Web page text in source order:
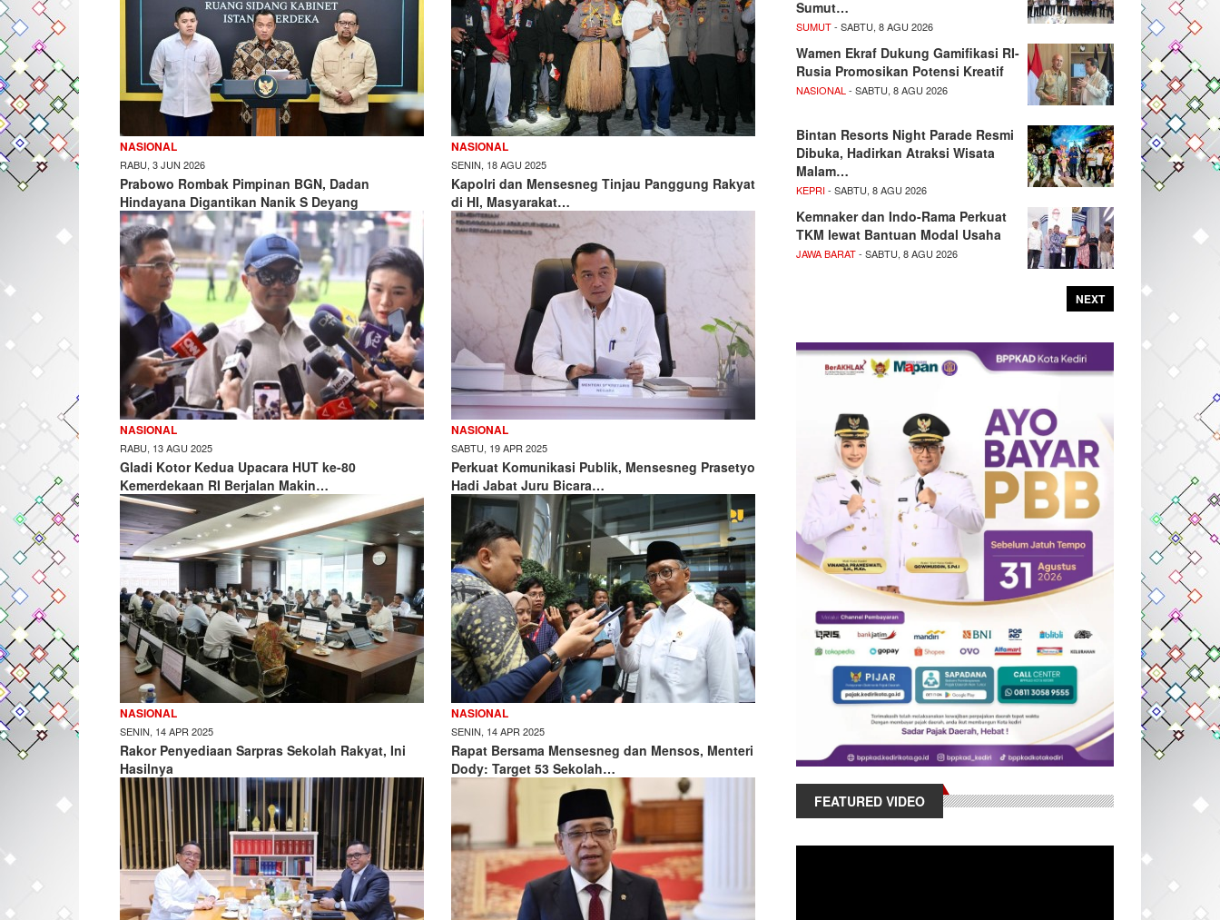
NASIONAL
RABU, 3 JUN 2026
Prabowo Rombak Pimpinan BGN, Dadan
Hindayana Digantikan Nanik S Deyang
NASIONAL
SENIN, 18 AGU 2025
Kapolri dan Mensesneg Tinjau Panggung Rakyat
di HI, Masyarakat…
NASIONAL
RABU, 13 AGU 2025
Gladi Kotor Kedua Upacara HUT ke-80
Kemerdekaan RI Berjalan Makin…
NASIONAL
SABTU, 19 APR 2025
Perkuat Komunikasi Publik, Mensesneg Prasetyo
Hadi Jabat Juru Bicara…
NASIONAL
SENIN, 14 APR 2025
Rakor Penyediaan Sarpras Sekolah Rakyat, Ini
Hasilnya
NASIONAL
SENIN, 14 APR 2025
Rapat Bersama Mensesneg dan Mensos, Menteri
Dody: Target 53 Sekolah…
Sumut…
SUMUT- SABTU, 8 AGU 2026
Wamen Ekraf Dukung Gamifikasi RI-
Rusia Promosikan Potensi Kreatif
NASIONAL - SABTU, 8 AGU 2026
Bintan Resorts Night Parade Resmi
Dibuka, Hadirkan Atraksi Wisata
Malam…
KEPRI- SABTU, 8 AGU 2026
Kemnaker dan Indo-Rama Perkuat
TKM lewat Bantuan Modal Usaha
JAWA BARAT- SABTU, 8 AGU 2026
NEXT
FEATURED VIDEO